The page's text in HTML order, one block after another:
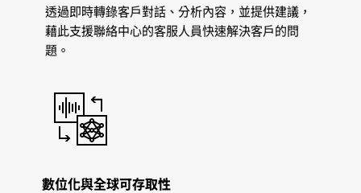
透過即時轉錄客戶對話、分析內容，並提供建議，
藉此支援聯絡中心的客服人員快速解決客戶的問
題。
數位化與全球可存取性